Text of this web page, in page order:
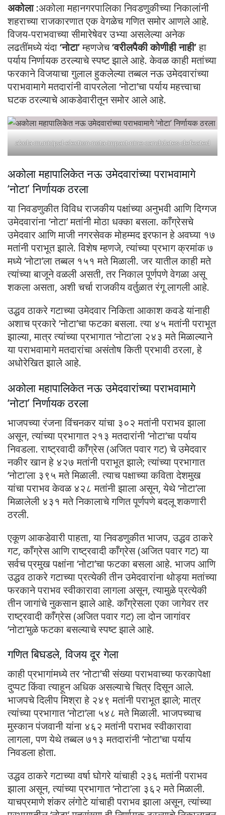
अकोला :अकोला महानगरपालिका निवडणुकीच्या निकालांनी
शहराच्या राजकारणात एक वेगळेच गणित समोर आणले आहे.
विजय-पराभवाच्या सीमारेषेवर उभ्या असलेल्या अनेक
लढतींमध्ये यंदा‘नोटा’म्हणजेच‘वरीलपैकी कोणीही नाही’हा
पर्याय निर्णायक ठरल्याचे स्पष्ट झाले आहे. केवळ काही मतांच्या
फरकाने विजयाचा गुलाल हुकलेल्या तब्बल नऊ उमेदवारांच्या
पराभवामागे मतदारांनी वापरलेला ‘नोटा’चा पर्याय महत्त्वाचा
घटक ठरल्याचे आकडेवारीतून समोर आले आहे.
akola-municipal-election-nota-impact-nine-candidates-defeated
अकोला महापालिकेत नऊ उमेदवारांच्या पराभवामागे
‘नोटा’ निर्णायक ठरला
या निवडणुकीत विविध राजकीय पक्षांच्या अनुभवी आणि दिग्गज
उमेदवारांना ‘नोटा’ मतांनी मोठा धक्का बसला. काँग्रेसचे
उमेदवार आणि माजी नगरसेवक मोहम्मद इरफान हे अवघ्या १७
मतांनी पराभूत झाले. विशेष म्हणजे, त्यांच्या प्रभाग क्रमांक ७
मध्ये ‘नोटा’ला तब्बल १५१ मते मिळाली. जर यातील काही मते
त्यांच्या बाजूने वळली असती, तर निकाल पूर्णपणे वेगळा असू
शकला असता, अशी चर्चा राजकीय वर्तुळात रंगू लागली आहे.
उद्धव ठाकरे गटाच्या उमेदवार निकिता आकाश कवडे यांनाही
अशाच प्रकारे ‘नोटा’चा फटका बसला. त्या ४५ मतांनी पराभूत
झाल्या, मात्र त्यांच्या प्रभागात ‘नोटा’ला २४३ मते मिळाल्याने
या पराभवामागे मतदारांचा असंतोष किती प्रभावी ठरला, हे
अधोरेखित झाले आहे.
अकोला महापालिकेत नऊ उमेदवारांच्या पराभवामागे
‘नोटा’ निर्णायक ठरला
भाजपच्या रंजना विंचनकर यांचा ३०२ मतांनी पराभव झाला
असून, त्यांच्या प्रभागात २१३ मतदारांनी ‘नोटा’चा पर्याय
निवडला. राष्ट्रवादी काँग्रेस (अजित पवार गट) चे उमेदवार
नकीर खान हे ४२७ मतांनी पराभूत झाले; त्यांच्या प्रभागात
‘नोटा’ला ३९५ मते मिळाली. त्याच पक्षाच्या कविता देशमुख
यांचा पराभव केवळ ४२८ मतांनी झाला असून, येथे ‘नोटा’ला
मिळालेली ४३१ मते निकालाचे गणित पूर्णपणे बदलू शकणारी
ठरली.
एकूण आकडेवारी पाहता, या निवडणुकीत भाजप, उद्धव ठाकरे
गट, काँग्रेस आणि राष्ट्रवादी काँग्रेस (अजित पवार गट) या
सर्वच प्रमुख पक्षांना ‘नोटा’चा फटका बसला आहे. भाजप आणि
उद्धव ठाकरे गटाच्या प्रत्येकी तीन उमेदवारांना थोड्या मतांच्या
फरकाने पराभव स्वीकारावा लागला असून, त्यामुळे प्रत्येकी
तीन जागांचे नुकसान झाले आहे. काँग्रेसला एका जागेवर तर
राष्ट्रवादी काँग्रेस (अजित पवार गट) ला दोन जागांवर
‘नोटा’मुळे फटका बसल्याचे स्पष्ट झाले आहे.
गणित बिघडले, विजय दूर गेला
काही प्रभागांमध्ये तर ‘नोटा’ची संख्या पराभवाच्या फरकापेक्षा
दुप्पट किंवा त्याहून अधिक असल्याचे चित्र दिसून आले.
भाजपचे दिलीप मिश्रा हे २४९ मतांनी पराभूत झाले; मात्र
त्यांच्या प्रभागात ‘नोटा’ला ५४८ मते मिळाली. भाजपच्याच
मुस्कान पंजवानी यांना ४६२ मतांनी पराभव स्वीकारावा
लागला, पण येथे तब्बल ७१३ मतदारांनी ‘नोटा’चा पर्याय
निवडला होता.
उद्धव ठाकरे गटाच्या वर्षा घोगरे यांचाही २३६ मतांनी पराभव
झाला असून, त्यांच्या प्रभागात ‘नोटा’ला ३६२ मते मिळाली.
याचप्रमाणे शंकर लंगोटे यांचाही पराभव झाला असून, त्यांच्या